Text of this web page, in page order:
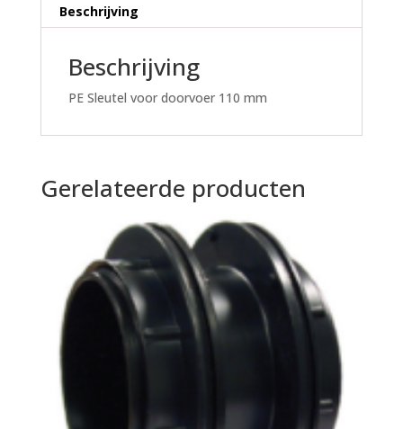
Beschrijving
Beschrijving
PE Sleutel voor doorvoer 110 mm
Gerelateerde producten